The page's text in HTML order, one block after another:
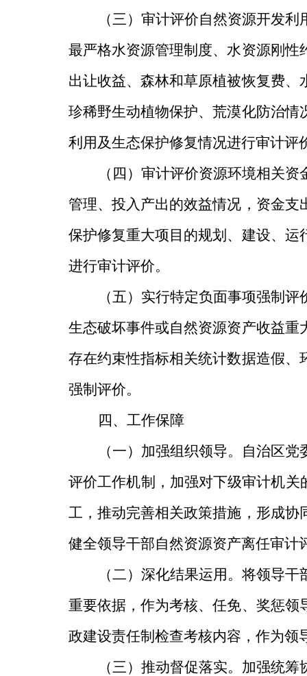
（三）审计评价自然资源开发利
最严格水资源管理制度、水资源刚性
出让收益、森林和草原植被恢复费
珍稀野生动植物保护、荒漠化防治情
利用及生态保护修复情况进行审计评
（四）审计评价资源环境相关资
管理、投入产出的效益情况，资金支
保护修复重大项目的规划、建设、
进行审计评价。
（五） 实行特定负面事项强制评
生态破坏事件或自然资源资产收益
存在约束性指标相关统计数据造假
强制评价。
四、工作保障
（一）加强组织领导。 自治区党
评价工作机制，加强对下级审计机关
工，推动完善相关政策措施，形成
健全领导干部自然资源资产离任审
（二）深化结果运用。将领导干
重要依据，作为考核、任免、奖惩领
政建设责任制检查考核内容，作为
（三）推动督促落实。 加强统筹